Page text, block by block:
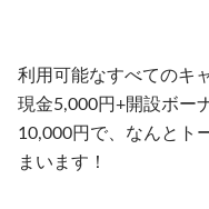
利用可能なすべてのキ
現金5,000円+開設ボー
10,000円で、なんとト
まいます！